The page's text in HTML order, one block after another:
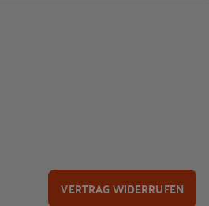
VERTRAG WIDERRUFEN